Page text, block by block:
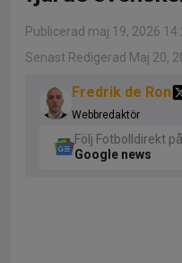
Publicerad maj 19, 2026
Senast Redigerad Maj 20,
Fredrik de Ron
Webbredaktör
Följ Fotbolldirekt på
Google news